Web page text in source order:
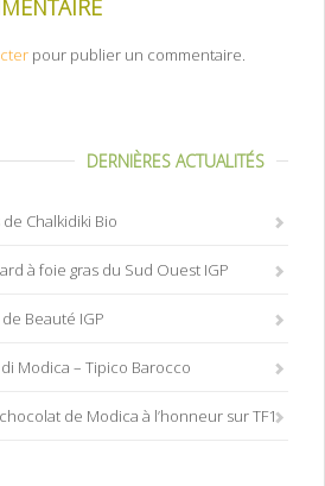
pour publier un commentaire.
DERNIÈRES ACTUALITÉS
Chalkidiki Bio
à foie gras du Sud Ouest IGP
Beauté IGP
Modica – Tipico Barocco
de Modica à l’honneur sur TF1